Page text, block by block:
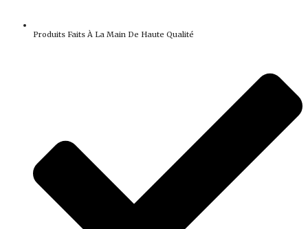
Produits Faits À La Main De Haute Qualité